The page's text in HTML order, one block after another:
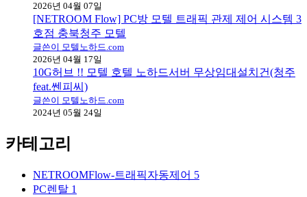
2026년 04월 07일
[NETROOM Flow] PC방 모텔 트래픽 관제 제어 시스템 3
호점 충북청주 모텔
글쓴이 모텔노하드.com
2026년 04월 17일
10G허브 !! 모텔 호텔 노하드서버 무상임대설치건(청주
feat.쎈피씨)
글쓴이 모텔노하드.com
2024년 05월 24일
카테고리
NETROOMFlow-트래픽자동제어 5
PC렌탈 1